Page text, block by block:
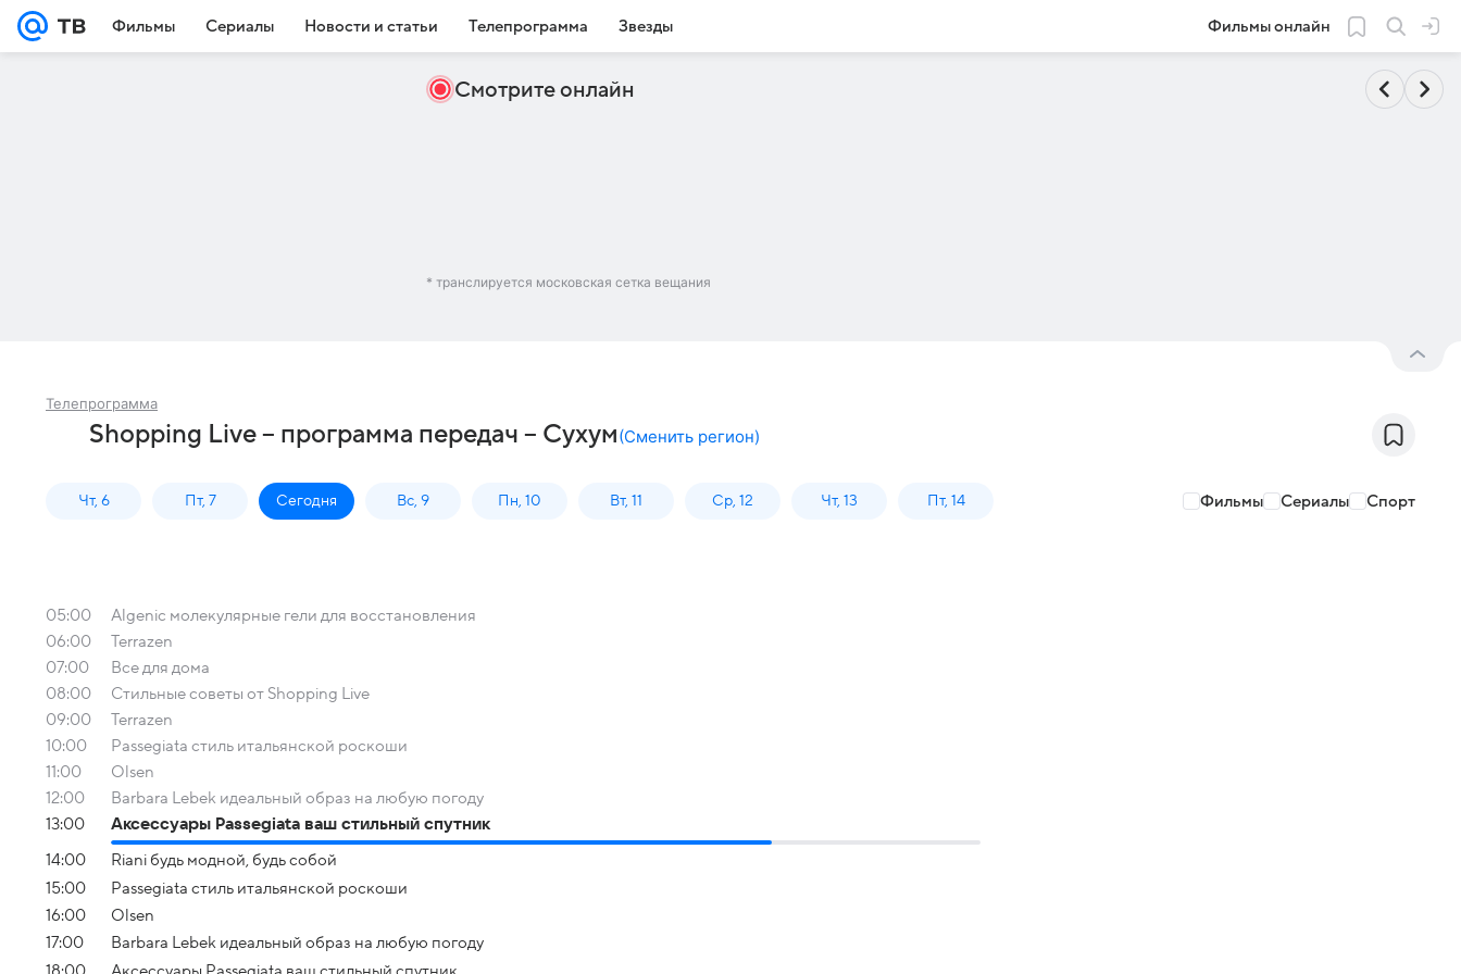
Фильмы Сериалы Новости и статьи Телепрограмма Звезды Фильмы онлайн
Смотрите онлайн
* транслируется московская сетка вещания
Телепрограмма
Shopping Live – программа передач – Сухум(Сменить регион)
Чт, 6 Пт, 7 Сегодня Вс, 9 Пн, 10 Вт, 11 Ср, 12 Чт, 13 Пт, 14 Фильмы Сериалы Спорт
05:00
Algenic молекулярные гели для восстановления
06:00
Terrazen
07:00
Все для дома
08:00
Стильные советы от Shopping Live
09:00
Terrazen
10:00
Passegiata стиль итальянской роскоши
11:00
Olsen
12:00
Barbara Lebek идеальный образ на любую погоду
13:00
Аксессуары Passegiata ваш стильный спутник
14:00
Riani будь модной, будь собой
15:00
Passegiata стиль итальянской роскоши
16:00
Olsen
17:00
Barbara Lebek идеальный образ на любую погоду
18:00
Аксессуары Passegiata ваш стильный спутник